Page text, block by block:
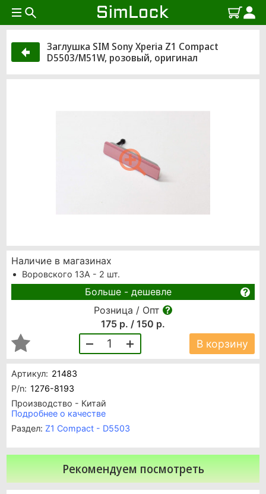
Заглушка SIM Sony Xperia Z1 Compact
D5503/M51W, розовый, оригинал
Артикул: 21483
P/n: 1276-8193
Производство - Китай
Подробнее о качестве
Раздел: Z1 Compact - D5503
Наличие в магазинах
Воровского 13А - 2 шт.
Больше - дешевле
Розница / Опт
175 р. / 150 р.
1 В корзину
Рекомендуем посмотреть